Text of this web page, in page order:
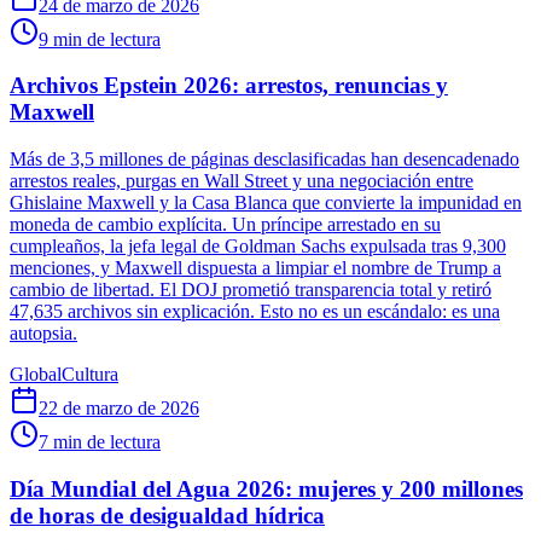
24 de marzo de 2026
9 min de lectura
Archivos Epstein 2026: arrestos, renuncias y
Maxwell
Más de 3,5 millones de páginas desclasificadas han desencadenado
arrestos reales, purgas en Wall Street y una negociación entre
Ghislaine Maxwell y la Casa Blanca que convierte la impunidad en
moneda de cambio explícita. Un príncipe arrestado en su
cumpleaños, la jefa legal de Goldman Sachs expulsada tras 9,300
menciones, y Maxwell dispuesta a limpiar el nombre de Trump a
cambio de libertad. El DOJ prometió transparencia total y retiró
47,635 archivos sin explicación. Esto no es un escándalo: es una
autopsia.
GlobalCultura
22 de marzo de 2026
7 min de lectura
Día Mundial del Agua 2026: mujeres y 200 millones
de horas de desigualdad hídrica